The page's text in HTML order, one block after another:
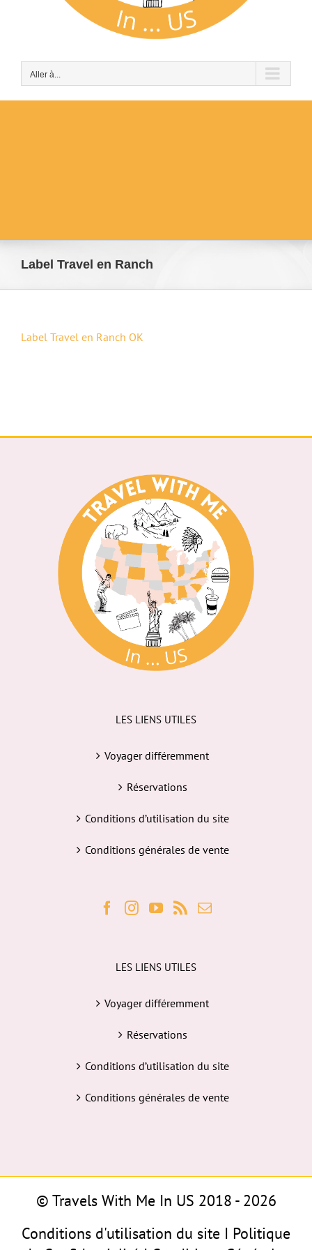
Aller à...
Label Travel en Ranch
Label Travel en Ranch OK
LES LIENS UTILES
Voyager différemment
Réservations
Conditions d’utilisation du site
Conditions générales de vente
LES LIENS UTILES
Voyager différemment
Réservations
Conditions d’utilisation du site
Conditions générales de vente
© Travels With Me In US 2018 - 2026
Conditions d'utilisation du site I Politique